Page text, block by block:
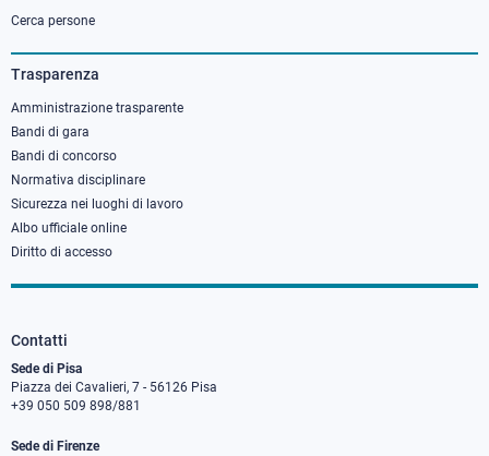
column
3
Cerca persone
Trasparenza
Amministrazione trasparente
Bandi di gara
Bandi di concorso
Normativa disciplinare
Sicurezza nei luoghi di lavoro
Albo ufficiale online
Diritto di accesso
Contatti
Sede di Pisa
Piazza dei Cavalieri, 7 - 56126 Pisa
+39 050 509 898/881
Sede di Firenze